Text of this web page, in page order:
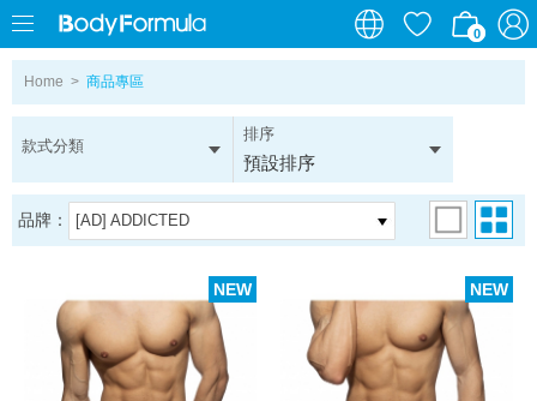
0
0
Home > 商品專區
款式分類
排序
預設排序
品牌： [AD] ADDICTED
NEW NEW